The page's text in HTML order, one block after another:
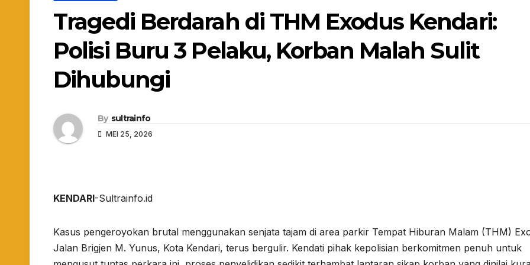
Tragedi Berdarah di THM Exodus Kendari:
Polisi Buru 3 Pelaku, Korban Malah Sulit
Dihubungi
By sultrainfo
MEI 25, 2026
KENDARI-Sultrainfo.id
Kasus pengeroyokan brutal menggunakan senjata tajam di area parkir Tempat Hiburan Malam (THM)
Jalan Brigjen M. Yunus, Kota Kendari, terus bergulir. Kendati pihak kepolisian berkomitmen penuh untuk